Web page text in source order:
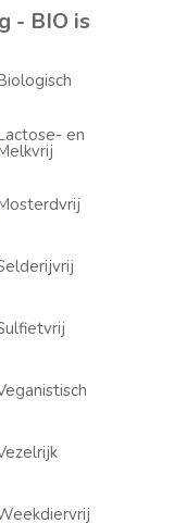
- BIO is
en